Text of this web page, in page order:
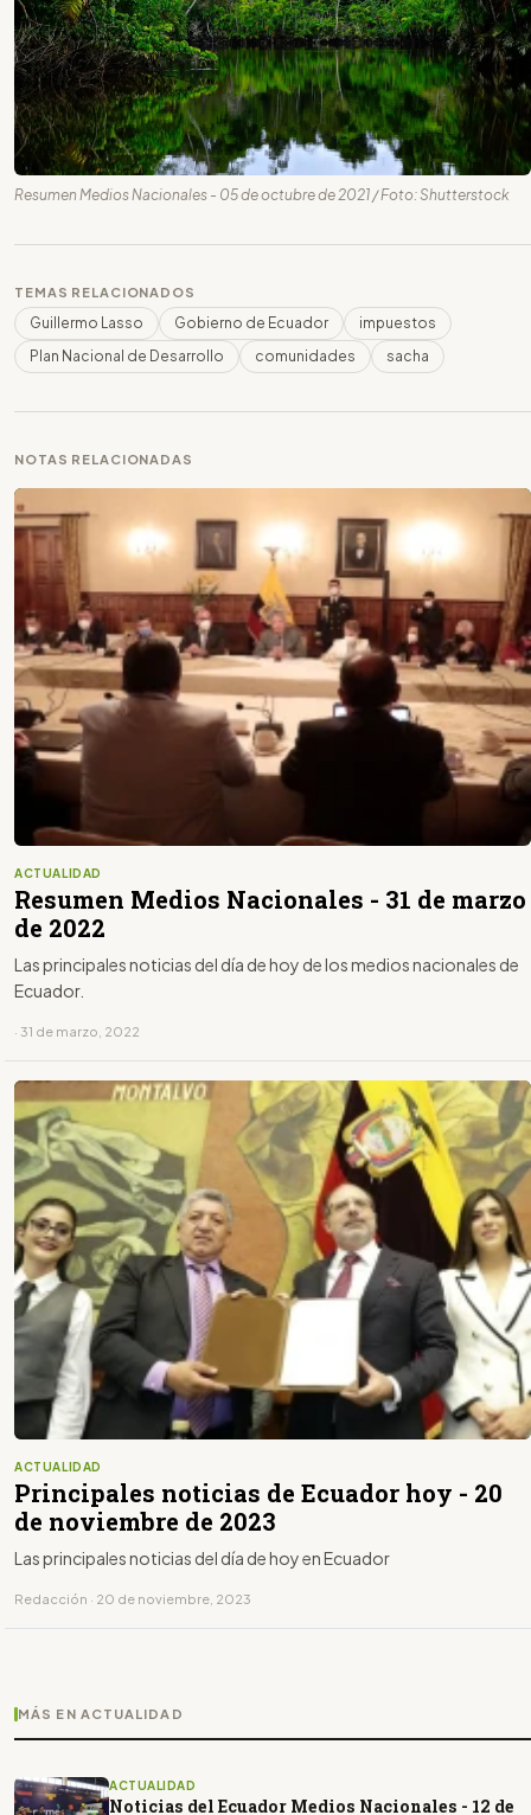
Resumen Medios Nacionales - 05 de octubre de 2021 / Foto: Shutterstock
TEMAS RELACIONADOS
Guillermo Lasso Gobierno de Ecuador
impuestos
Plan Nacional de Desarrollo
comunidades sacha
NOTAS RELACIONADAS
ACTUALIDAD
Resumen Medios Nacionales - 31 de marzo
de 2022
Las principales noticias del día de hoy de los medios nacionales de
Ecuador.
· 31 de marzo, 2022
ACTUALIDAD
Principales noticias de Ecuador hoy - 20
de noviembre de 2023
Las principales noticias del día de hoy en Ecuador
Redacción · 20 de noviembre, 2023
MÁS EN ACTUALIDAD
ACTUALIDAD
Noticias del Ecuador Medios Nacionales - 12 de